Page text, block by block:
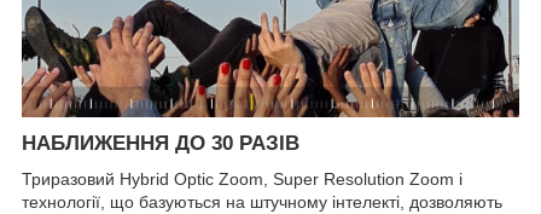
НАБЛИЖЕННЯ ДО 30 РАЗІВ
Триразовий Hybrid Optic Zoom, Super Resolution Zoom і
технології, що базуються на штучному інтелекті, дозволяють